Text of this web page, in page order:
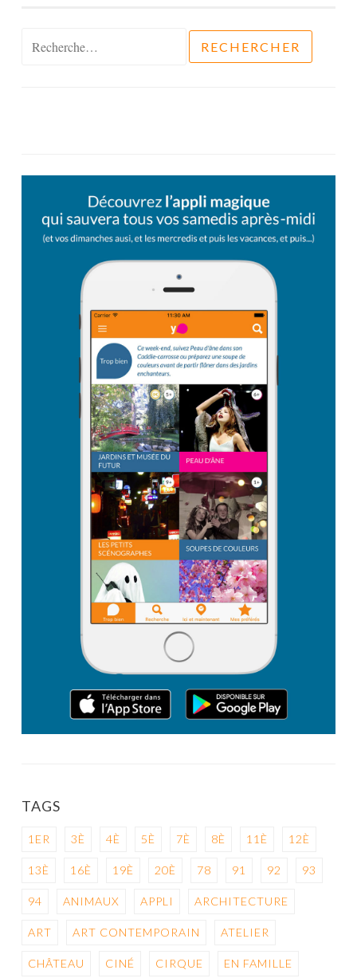
Rechercher :
TAGS
1ER 3È 4È 5È 7È 8È 11È 12È
13È 16È 19È 20È 78 91 92 93
94 ANIMAUX APPLI ARCHITECTURE
ART ART CONTEMPORAIN ATELIER
CHÂTEAU CINÉ CIRQUE EN FAMILLE